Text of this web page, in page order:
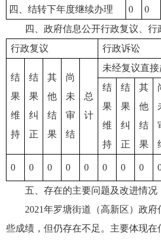
四、结转下年度继续办理
0 0
四、政府信息公开行政复议、行
行政复议
行政诉讼
结
果
维
持
结
果
纠
正
其
他
结
果
尚
未
审
结
总
计
未经复议直
结
果
维
持
结
果
纠
正
其
他
结
果
0 0 0 0 0 0 0 0
五、存在的主要问题及改进情况
2021年罗塘街道（高新区）政府
些成绩，但仍存在不足。主要体现在